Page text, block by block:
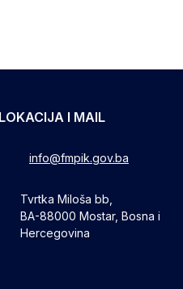
LOKACIJA I MAIL
info@fmpik.gov.ba
Tvrtka Miloša bb,
BA-88000 Mostar, Bosna i
Hercegovina